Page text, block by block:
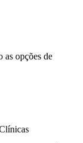
as opções de